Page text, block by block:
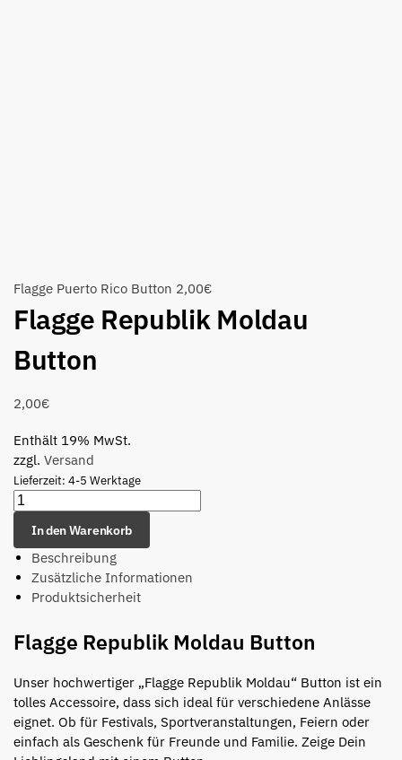
Flagge Puerto Rico Button 2,00€
Flagge Republik Moldau
Button
2,00€
Enthält 19% MwSt.
zzgl. Versand
Lieferzeit: 4-5 Werktage
In den Warenkorb
Beschreibung
Zusätzliche Informationen
Produktsicherheit
Flagge Republik Moldau Button
Unser hochwertiger „Flagge Republik Moldau“ Button ist ein
tolles Accessoire, dass sich ideal für verschiedene Anlässe
eignet. Ob für Festivals, Sportveranstaltungen, Feiern oder
einfach als Geschenk für Freunde und Familie. Zeige Dein